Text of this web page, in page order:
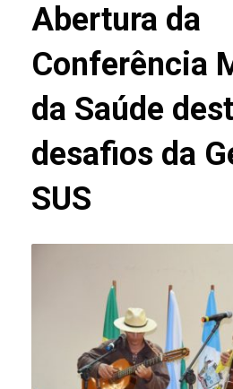
Abertura da
Conferência
da Saúde
desafios da
SUS